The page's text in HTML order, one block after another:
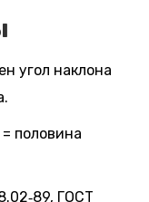
угол наклона
половина
ГОСТ